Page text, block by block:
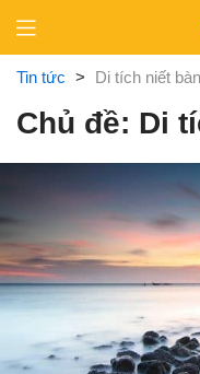
content
Tin tức > Di tích niết
Chủ đề: Di